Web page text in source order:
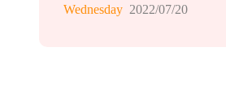
Wednesday 2022/07/20